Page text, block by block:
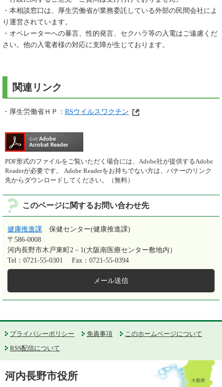
・本相談窓口は、厚生労働省が業務委託している外部の民間会社によ
り運営されています。
・オペレーターへの暴言、性的発言、セクハラ等の入電はご遠慮くだ
さい。他の入電者様の対応に支障が生じております。
関連リンク
・厚生労働省ＨＰ： RSウイルスワクチン
PDF形式のファイルをご覧いただく場合には、Adobe社が提供するAdobe
Readerが必要です。
Adobe Readerをお持ちでない方は、バナーのリンク
先からダウンロードしてください。（無料）
このページに関するお問い合わせ先
健康推進課
保健センター(健康推進課)
〒586-0008
河内長野市木戸東町2－1(大阪南医療センター敷地内）
Tel：0721-55-0301
Fax：0721-55-0394
メール送信
プライバシーポリシー 免責事項
このホームページについて
RSS配信について
河内長野市役所